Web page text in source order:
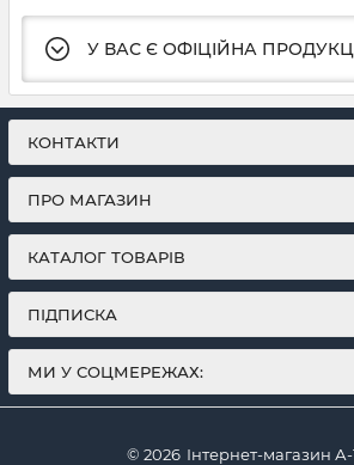
У ВАС Є ОФІЦІЙНА
КОНТАКТИ
ПРО МАГАЗИН
КАТАЛОГ ТОВАРІВ
ПІДПИСКА
МИ У СОЦМЕРЕЖАХ:
© 2026 Інтернет-магазин